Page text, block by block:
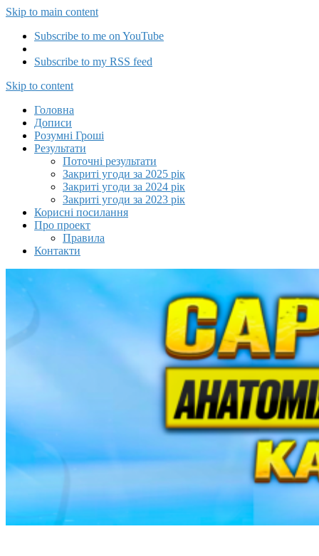
Skip to main content
Subscribe to me on YouTube
Subscribe to my RSS feed
Capitalizator UA
Skip to content
Головна
Дописи
Розумні Гроші
Результати
Поточні результати
Закриті угоди за 2025 рік
Закриті угоди за 2024 рік
Закриті угоди за 2023 рік
Корисні посилання
Про проект
Правила
Контакти